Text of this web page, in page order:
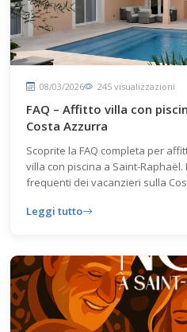
08/03/2026 245 visualizzazioni
FAQ – Affitto villa con
Costa Azzurra
Scoprite la FAQ completa per
villa con piscina a Saint-
frequenti dei vacanzieri sulla
Leggi tutto